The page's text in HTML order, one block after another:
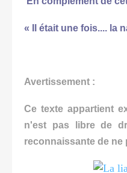
« Il était une fois.... la
Avertissement :
Ce texte appartient
n'est pas libre de
reconnaissante de ne